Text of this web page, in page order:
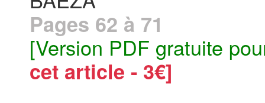
Pages 62 à 71
[Version PDF gratuite
cet article - 3€]